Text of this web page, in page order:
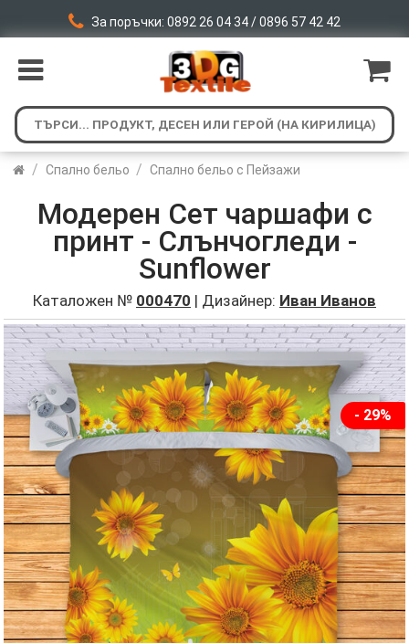
За поръчки: 0892 26 04 34 / 0896 57 42 42
/ Спално бельо / Спално бельо с Пейзажи
Модерен Сет чаршафи с
принт - Слънчогледи -
Sunflower
Каталожен № 000470 | Дизайнер: Иван Иванов
- 29%